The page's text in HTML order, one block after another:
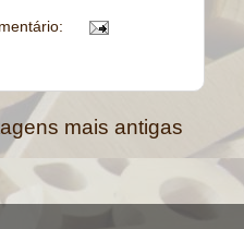
mais antigas